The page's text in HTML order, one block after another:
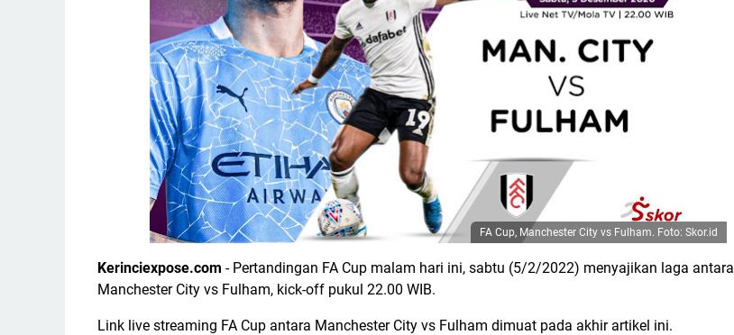
FA Cup, Manchester City vs Fulham. Foto: Skor.id
Kerinciexpose.com - Pertandingan FA Cup malam hari ini, sabtu (5/2/2022) menyajikan laga antara
Manchester City vs Fulham, kick-off pukul 22.00 WIB.
Link live streaming FA Cup antara Manchester City vs Fulham dimuat pada akhir artikel ini.